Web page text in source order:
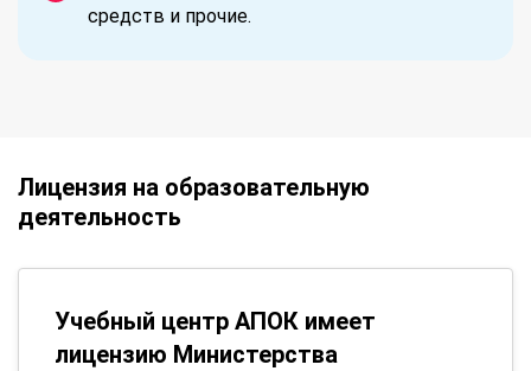
средств и прочие.
Лицензия на образовательную
деятельность
Учебный центр АПОК имеет
лицензию Министерства